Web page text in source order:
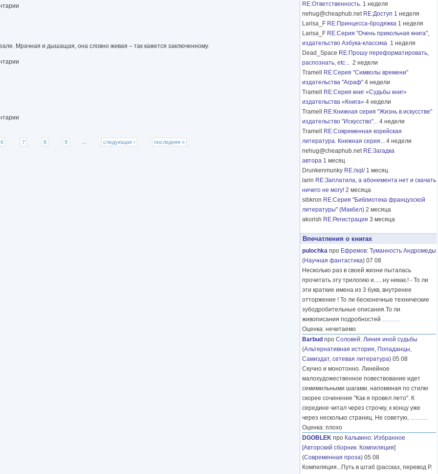
Мрачная и дышащая, она словно живая – так кажется заключенному.
6 7 8 9 … следующая › последняя »
RE:Ответственность. 1 неделя
nehug@cheaphub.net RE:Доступ 1 неделя
Larisa_F RE:Принцесса-бродяжка 1 неделя
Larisa_F RE:Серия "Очень прикольная книга",
издательство Азбука-классика 1 неделя
Dead_Space RE:Прошу переформатировать,
распознать, etc... 2 недели
Tramell
RE:Серия "Символы времени"
издательства "Аграф" 4 недели
Tramell
RE:Серия книг «Судьбы книг»
издательства «Книга» 4 недели
Tramell
RE:Книжная серия "Жизнь в искусстве"
издательство "Искусство"... 4 недели
Tramell
RE:Современная корейская
литература. Книжная серия... 4 недели
nehug@cheaphub.net RE:Загадка
автора 1 месяц
Drunkenmunky RE:/sql/ 1 месяц
larin RE:Заплатила, а абонемента нет и скачать
ничего не могу! 2 месяца
sibkron RE:Серия "Библиотека французской
литературы" (Макбел) 2 месяца
akorish RE:Регистрация 3 месяца
Впечатления о книгах
pulochka про Ефремов: Туманность Андромеды
(Научная фантастика) 07 08
Несколько раз в своей жизни пыталась
прочитать эту трилогию и......ну никак.! - То ли
эти краткие имена из 3 букв, внутренее
отторжение ! То ли бесконечные технические
зубодробительные описания.То ли
живописания подробностей ………
Оценка: нечитаемо
Barbud про Соловей: Линия иной судьбы
(Альтернативная история, Попаданцы,
Самиздат, сетевая литература) 05 08
Скучно и монотонно. Линейное
малохудожественное повествование идет
семимильными шагами, напоминая по стилю
скорее сочинение "Как я провел лето". К
середине читал через строчку, к концу уже
через несколько страниц. Не советую, ………
Оценка: плохо
DGOBLEK про Кальвино: Избранное
[Авторский сборник. Компиляция]
(Современная проза) 05 08
Компиляция...Путь в штаб (рассказ, перевод Р.